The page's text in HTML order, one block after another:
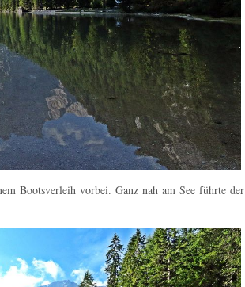
Bootsverleih vorbei. Ganz nah am See führte der